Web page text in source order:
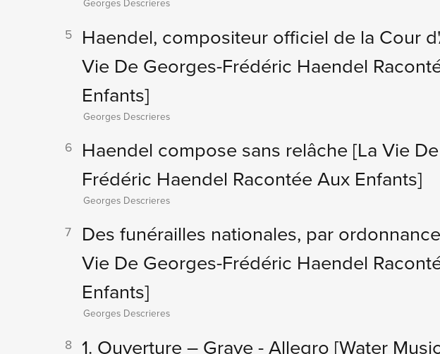
Georges Descrieres
5 Haendel, compositeur officiel de la Cour
Vie De Georges-Frédéric Haendel
Enfants]
Georges Descrieres
6 Haendel compose sans relâche[La Vie
Frédéric Haendel Racontée Aux Enfants]
Georges Descrieres
7 Des funérailles nationales, par
Vie De Georges-Frédéric Haendel
Enfants]
Georges Descrieres
8 1. Ouverture – Grave - Allegro [Water